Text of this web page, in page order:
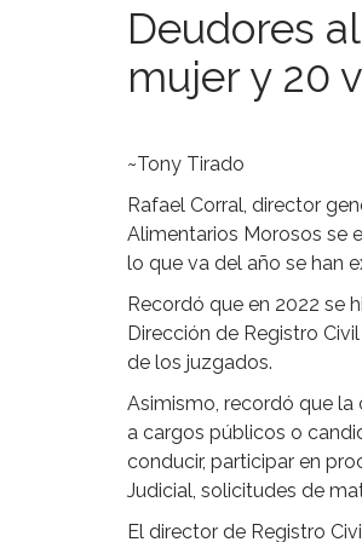
Deudores
mujer y 20
~Tony Tirado
Rafael Corral, director
Alimentarios Morosos se
lo que va del año se han
Recordó que en 2022 se
Dirección de Registro
de los juzgados.
Asimismo, recordó que
a cargos públicos o
conducir, participar en
Judicial, solicitudes de
El director de Registro